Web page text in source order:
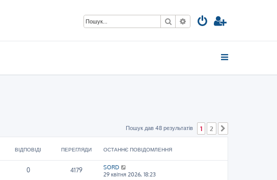
ПошукРозширений пошук
Пошук дав 48 результатів 1 2
ВІДПОВІДІ ПЕРЕГЛЯДИ ОСТАННЄ ПОВІДОМЛЕННЯ
0 4179
SORD
29 квітня 2026, 18:23